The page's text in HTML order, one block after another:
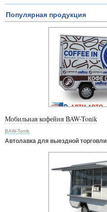
Популярная продукция
Мобильная кофейня BAW-Tonik
BAW-Tonik
Автолавка для выездной торговли